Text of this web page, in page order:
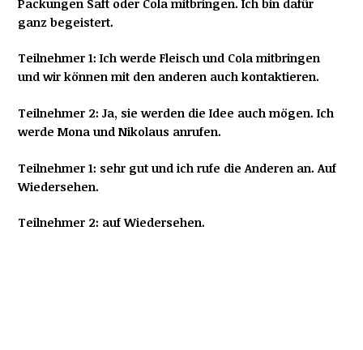
Packungen Saft oder Cola mitbringen. Ich bin dafür
ganz begeistert.
Teilnehmer 1: Ich werde Fleisch und Cola mitbringen
und wir können mit den anderen auch kontaktieren.
Teilnehmer 2: Ja, sie werden die Idee auch mögen. Ich
werde Mona und Nikolaus anrufen.
Teilnehmer 1: sehr gut und ich rufe die Anderen an. Auf
Wiedersehen.
Teilnehmer 2: auf Wiedersehen.